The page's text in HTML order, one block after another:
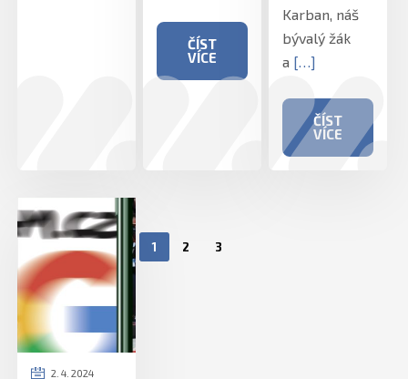
ČÍST
VÍCE
Karban, náš
bývalý žák
a […]
ČÍST
VÍCE
2. 4. 2024
1 2 3